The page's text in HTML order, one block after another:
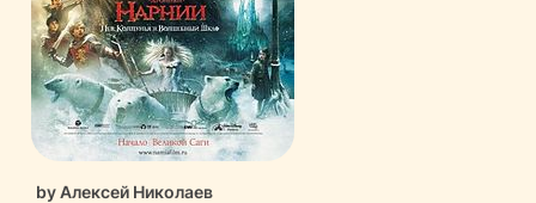
by Алексей Николаев